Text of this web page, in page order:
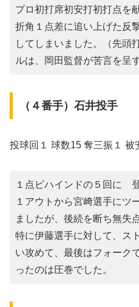
プロ初打席初安打初打点を献
折角１点差に追い上げた反
してしまいました。（先頭
ルは、岡田監督が苦言を呈
（４番手）石井投手
投球回１ 球数15 奪三振１ 被
１点ビハインドの５回に゙登
１アウトから宮﨑選手にツ
ましたが、後続を断ち無失
特に伊藤選手に対して、ス
い攻めて、最後はフォーク
ったのは圧巻でした。